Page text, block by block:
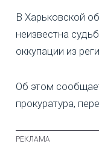
В Харьковской
неизвестна
оккупации из
Об этом
прокуратура,